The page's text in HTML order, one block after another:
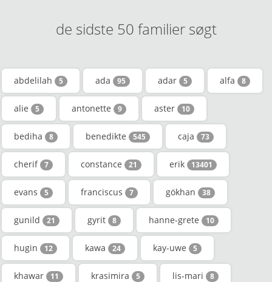
de sidste 50 familier søgt
abdelilah 5 ada 95 adar 5 alfa 8
alie 5 antonette 9 aster 10
bediha 8 benedikte 545 caja 73
cherif 7 constance 21 erik 13401
evans 5 franciscus 7 gökhan 38
gunild 21 gyrit 8 hanne-grete 10
hugin 12 kawa 24 kay-uwe 5
khawar 11 krasimira 5 lis-mari 8